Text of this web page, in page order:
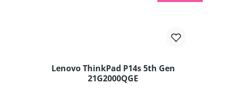
Lenovo ThinkPad P14s 5th Gen
21G2000QGE